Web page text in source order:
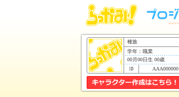
種族
学年：職業
00月00日生 00歳
AAA000000